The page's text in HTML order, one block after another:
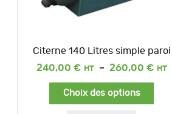
Citerne 140 Litres simple paroi
240,00 € – 260,00 €
Choix des options